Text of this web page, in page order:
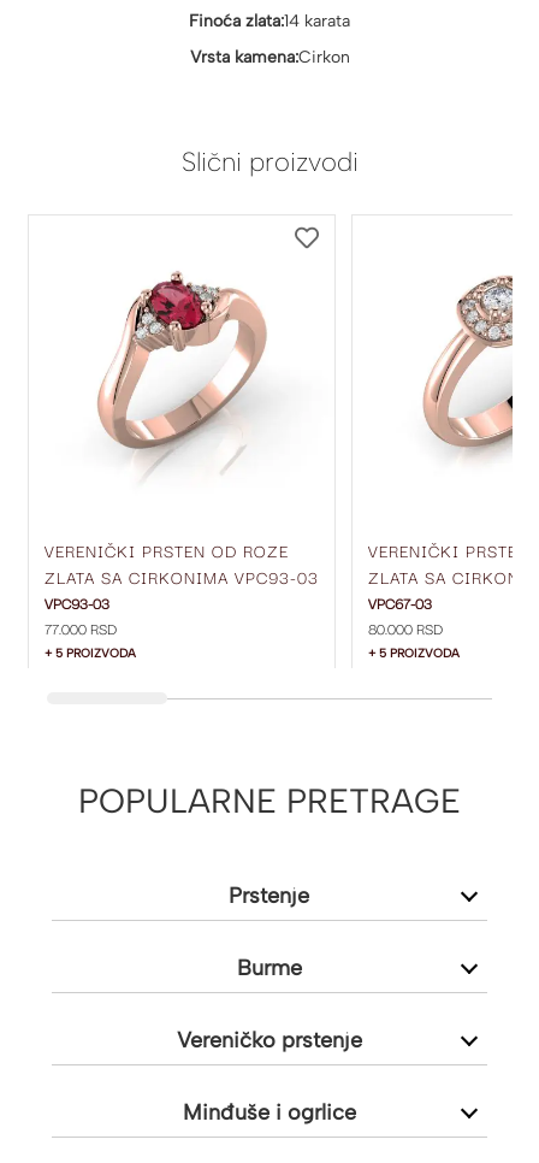
Finoća zlata:14 karata
Vrsta kamena:Cirkon
Slični proizvodi
VERENIČKI PRSTEN OD ROZE
ZLATA SA CIRKONIMA VPC93-03
VPC93-03
77.000 RSD
+ 5 PROIZVODA
VERENIČKI PRSTEN
ZLATA SA
VPC67-03
80.000 RSD
+ 5 PROIZVODA
POPULARNE PRETRAGE
Prstenje
Burme
Vereničko prstenje
Minđuše i ogrlice